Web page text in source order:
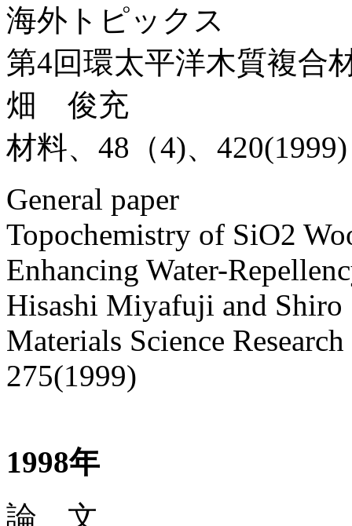
海外トピックス
第4回環太平洋木質複合
畑 俊充
材料、48（4)、420(1999)
General paper
Topochemistry of SiO2
Enhancing Water-
Hisashi Miyafuji and Shiro
Materials Science
275(1999)
1998年
論 文